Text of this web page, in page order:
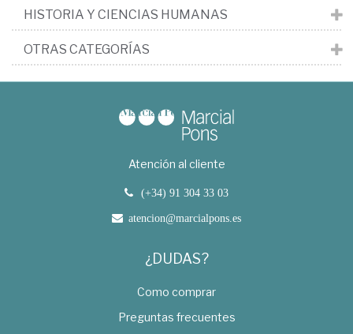
HISTORIA Y CIENCIAS HUMANAS
OTRAS CATEGORÍAS
Atención al cliente
(+34) 91 304 33 03
atencion@marcialpons.es
¿DUDAS?
Como comprar
Preguntas frecuentes